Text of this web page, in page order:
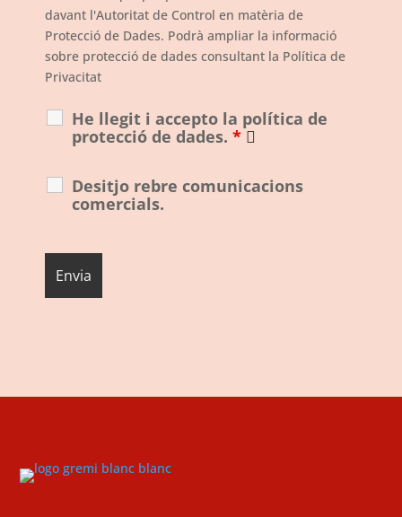
davant l'Autoritat de Control en matèria de
Protecció de Dades. Podrà ampliar la informació
sobre protecció de dades consultant la Política de
Privacitat
He llegit i accepto la política de
protecció de dades. *
Desitjo rebre comunicacions
comercials.